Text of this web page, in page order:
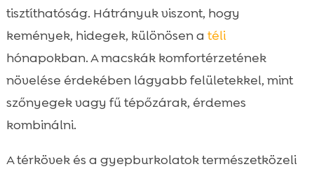
tisztíthatóság. Hátrányuk viszont, hogy
kemények, hidegek, különösen a téli
hónapokban. A macskák komfortérzetének
növelése érdekében lágyabb felületekkel, mint
szőnyegek vagy fű tépőzárak, érdemes
kombinálni.
A térkövek és a gyepburkolatok természetközeli